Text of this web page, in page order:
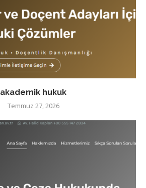
akademik hukuk
Temmuz 27, 2026